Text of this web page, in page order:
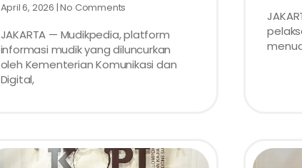
April 6, 2026 No Comments
JAKARTA — Mudikpedia, platform
informasi mudik yang diluncurkan
oleh Kementerian Komunikasi dan
Digital,